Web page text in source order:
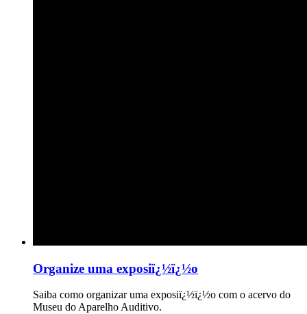
Organize uma exposiï¿½ï¿½o
Saiba como organizar uma exposiï¿½ï¿½o com o acervo do
Museu do Aparelho Auditivo.